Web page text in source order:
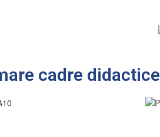
cadre didactice